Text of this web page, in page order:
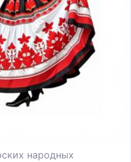
народных